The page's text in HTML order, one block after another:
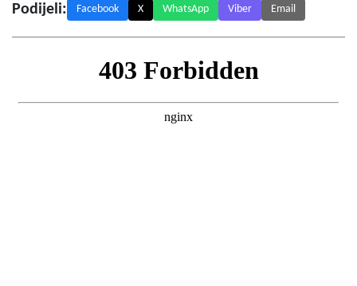
Podijeli: Facebook X WhatsApp Viber Email